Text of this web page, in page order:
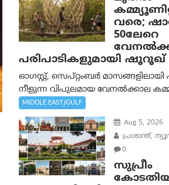
വരെ;
50ലേറെ
പരിപാടികളുമായി ഷൂറൂഖ്
ഓഗസ്റ്റ്, സെപ്റ്റംബർ
നീളുന്ന വിപുലമായ വേനൽക്കാല
MIDDLE EAST/GULF
Aug 5, 2026
പ്രശാന്ത്,
0
സുപ്രീം